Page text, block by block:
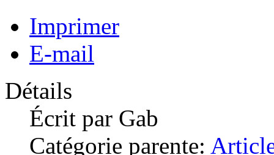
Imprimer
E-mail
Détails
Écrit par Gab
Catégorie parente: